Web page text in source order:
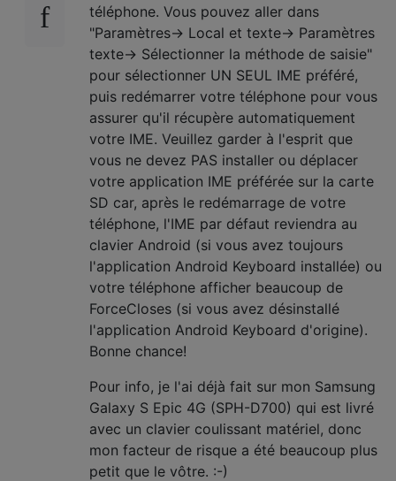
téléphone. Vous pouvez aller dans
"Paramètres-> Local et texte-> Paramètres
texte-> Sélectionner la méthode de saisie"
pour sélectionner UN SEUL IME préféré,
puis redémarrer votre téléphone pour vous
assurer qu'il récupère automatiquement
votre IME. Veuillez garder à l'esprit que
vous ne devez PAS installer ou déplacer
votre application IME préférée sur la carte
SD car, après le redémarrage de votre
téléphone, l'IME par défaut reviendra au
clavier Android (si vous avez toujours
l'application Android Keyboard installée) ou
votre téléphone afficher beaucoup de
ForceCloses (si vous avez désinstallé
l'application Android Keyboard d'origine).
Bonne chance!
Pour info, je l'ai déjà fait sur mon Samsung
Galaxy S Epic 4G (SPH-D700) qui est livré
avec un clavier coulissant matériel, donc
mon facteur de risque a été beaucoup plus
petit que le vôtre. :-)